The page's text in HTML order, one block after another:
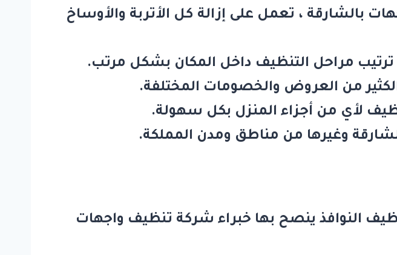
بالشارقة ، تعمل على إزالة كل الأتربة والأوساخ
مراحل التنظيف داخل المكان بشكل مرتب.
من العروض والخصومات المختلفة.
لأي من أجزاء المنزل بكل سهولة.
وغيرها من مناطق ومدن المملكة.
النوافذ ينصح بها خبراء شركة تنظيف واجهات